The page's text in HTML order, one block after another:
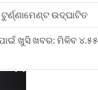
ଉଦ୍ଘାଟିତ
ଖୁସି ଖବର: ମିଳିବ
×